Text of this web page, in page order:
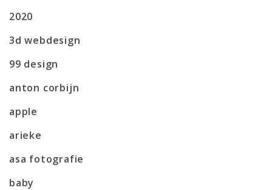
2020
3d webdesign
99 design
anton corbijn
apple
arieke
asa fotografie
baby